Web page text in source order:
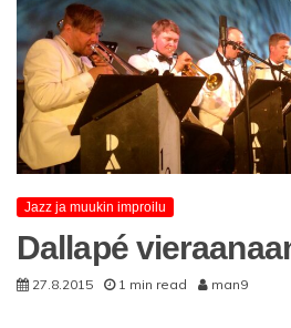
Jazz ja muukin improilu
Dallapé
27.8.2015 1 min read man9